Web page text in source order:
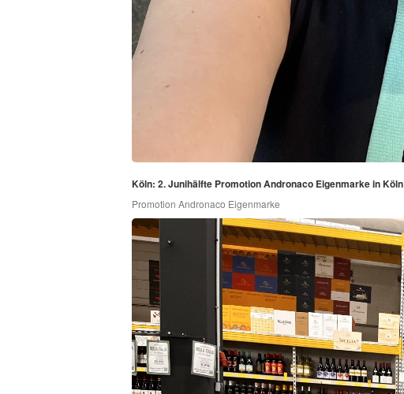
Köln: 2. Junihälfte Promotion Andronaco Eigenmarke in Köln
Promotion Andronaco Eigenmarke